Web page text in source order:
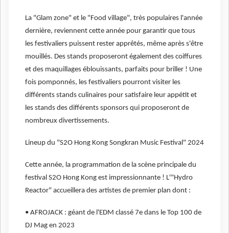
La "Glam zone" et le "Food village", très populaires l'année
dernière, reviennent cette année pour garantir que tous
les festivaliers puissent rester apprêtés, même après s'être
mouillés. Des stands proposeront également des coiffures
et des maquillages éblouissants, parfaits pour briller ! Une
fois pomponnés, les festivaliers pourront visiter les
différents stands culinaires pour satisfaire leur appétit et
les stands des différents sponsors qui proposeront de
nombreux divertissements.
Lineup du "S2O Hong Kong Songkran Music Festival" 2024
Cette année, la programmation de la scène principale du
festival S2O Hong Kong est impressionnante ! L'"Hydro
Reactor" accueillera des artistes de premier plan dont :
• AFROJACK : géant de l'EDM classé 7e dans le Top 100 de
DJ Mag en 2023